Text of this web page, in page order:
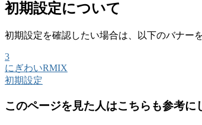
初期設定について
初期設定を確認したい場合は、以下のバナー
3
にぎわいRMIX
初期設定
このページを見た人はこちらも参考に